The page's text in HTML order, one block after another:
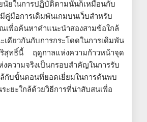
ยในการปฏิบัติตามนั้นก็เหมือนกับ
คู่มือการเดิมพันเกมบนเว็บสำหรับ
เพื่อค้นหาคำแนะนำสองสามข้อใกล้
กันกับการกระโดดในการเดิมพัน
ริสุทธิ์นี้ ฤดูกาลแห่งความก้าวหน้าจุด
งความจริงเป็นกรอบสำคัญในการรับ
ล้กับขั้นตอนที่ยอดเยี่ยมในการค้นพบ
ะยะใกล้ด้วยวิธีการที่น่าสับสนเพื่อ